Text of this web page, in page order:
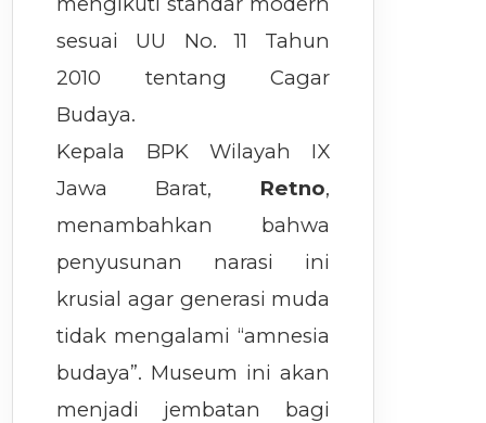
sesuai UU No. 11 Tahun
2010 tentang Cagar
Budaya.
Kepala BPK Wilayah IX
Jawa Barat, Retno,
menambahkan bahwa
penyusunan narasi ini
krusial agar generasi muda
tidak mengalami “amnesia
budaya”. Museum ini akan
menjadi jembatan bagi